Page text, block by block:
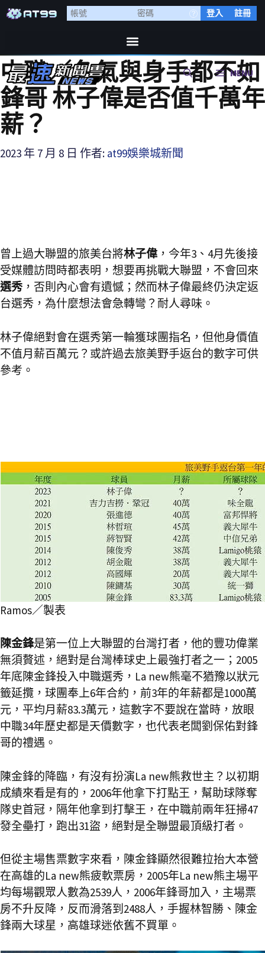
登入 註冊
MENU
中職／名氣與身手都不如
鋒哥 林子偉是否值千萬年
薪？
2023 年 7 月 8 日 作者: at99娛樂城新聞
曾上過大聯盟的旅美台將林子偉 ，今年3、4月先後接
受媒體訪問時都表明，想要再挑戰大聯盟，不會回來
選秀，否則內心會有遺憾；然而林子偉最終仍決定返
台選秀，為什麼想法會急轉彎？耐人尋味。
林子偉絕對會在選秀第一輪獲球團指名，但他身價值
不值月薪百萬元？或許過去旅美野手返台的數字可供
參考。
Ramos／製表
陳金鋒是第一位上大聯盟的台灣打者，他的豐功偉業
無須贅述，絕對是台灣棒球史上最強打者之一；2005
年底陳金鋒投入中職選秀，La new熊毫不猶豫以狀元
籤延攬，球團奉上6年合約，前3年的年薪都是1000萬
元，平均月薪83.3萬元，這數字不要說在當時，放眼
中職34年歷史都是天價數字，也代表老闆劉保佑對鋒
哥的禮遇。
陳金鋒的降臨，有沒有扮演La new熊救世主？以初期
成績來看是有的，2006年他拿下打點王，幫助球隊奪
隊史首冠，隔年他拿到打擊王，在中職前兩年狂掃47
發全壘打，跑出31盜，絕對是全聯盟最頂級打者。
但從主場售票數字來看，陳金鋒顯然很難拉抬大本營
在高雄的La new熊疲軟票房，2005年La new熊主場平
均每場觀眾人數為2539人，2006年鋒哥加入，主場票
房不升反降，反而滑落到2488人，手握林智勝、陳金
鋒兩大球星，高雄球迷依舊不買單。